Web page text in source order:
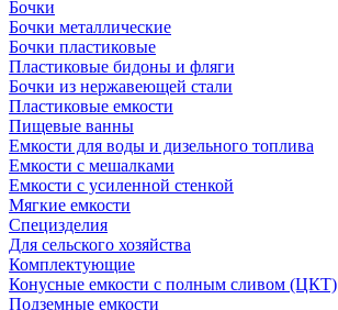
Бочки
Бочки металлические
Бочки пластиковые
Пластиковые бидоны и фляги
Бочки из нержавеющей стали
Пластиковые емкости
Пищевые ванны
Емкости для воды и дизельного топлива
Емкости с мешалками
Емкости с усиленной стенкой
Мягкие емкости
Специзделия
Для сельского хозяйства
Комплектующие
Конусные емкости с полным сливом (ЦКТ)
Подземные емкости